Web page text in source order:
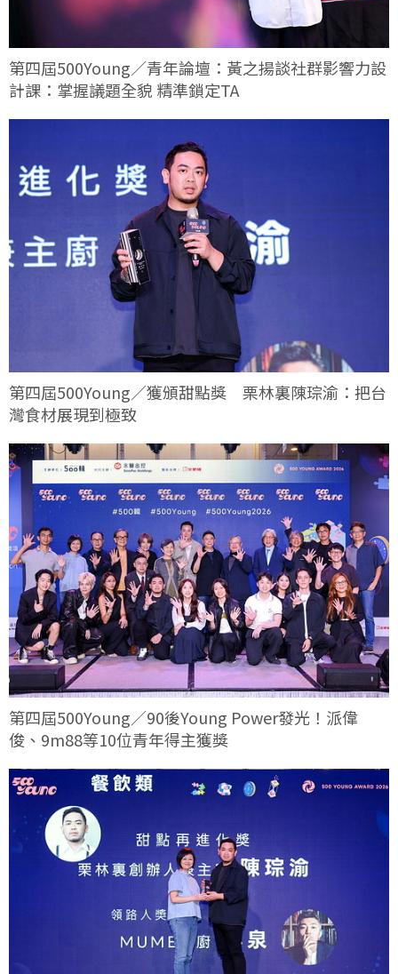
第四屆500Young／青年論壇：黃之揚談社群影響力設
計課：掌握議題全貌 精準鎖定TA
第四屆500Young／獲頒甜點獎 栗林裏陳琮渝：把台
灣食材展現到極致
第四屆500Young／90後Young Power發光！派偉
俊、9m88等10位青年得主獲獎